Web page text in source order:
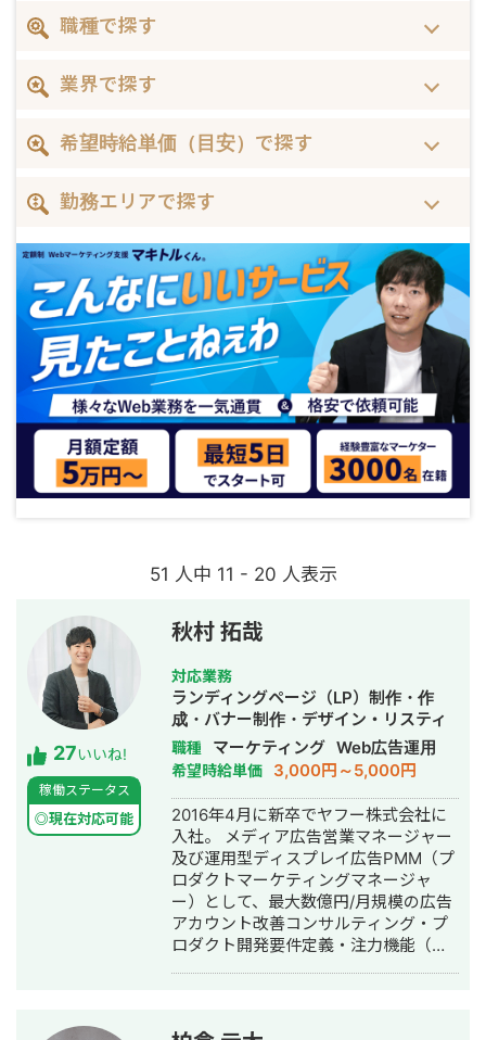
職種で探す
業界で探す
希望時給単価（目安）で探す
勤務エリアで探す
51 人中 11 - 20 人表示
27いいね!
稼働ステータス
◎現在対応可能
秋村 拓哉
対応業務
ランディングページ（LP）制作・作
成・バナー制作・デザイン・リスティ
ング広告運用代行
職種 マーケティング Web広告運用
希望時給単価 3,000円～5,000円
2016年4月に新卒でヤフー株式会社に
入社。 メディア広告営業マネージャー
及び運用型ディスプレイ広告PMM（プ
ロダクトマーケティングマネージャ
ー）として、最大数億円/月規模の広告
アカウント改善コンサルティング・プ
ロダクト開発要件定義・注力機能（ア
エンタープライズセールスマネージャ